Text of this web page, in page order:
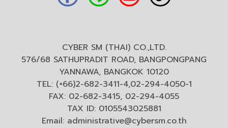
CYBER SM (THAI) CO.,LTD.
576/68 SATHUPRADIT ROAD, BANGPONGPANG
YANNAWA, BANGKOK 10120
TEL: (+66)2-682-3411-4,02-294-4050-1
FAX: 02-682-3415, 02-294-4055
TAX ID: 0105543025881
Email: administrative@cybersm.co.th